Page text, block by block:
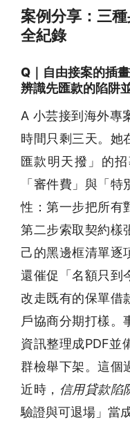
案例分享：三
全紀錄
Q｜自由接案的插
辨識先匯款的陷阱
A 小芸接到海外專
時間只剩三天。她
匯款明天撥」的
「審件費」與「
性：第一步把所有
第二步索取契約樣
己的黑邊框清單逐
還催促「名額只到
改走既有的保單借
戶協商分期打樣。
資訊整理成PDF並
群檢舉下架。這個
近時， 信用貸款陷
驗證與可退場」當